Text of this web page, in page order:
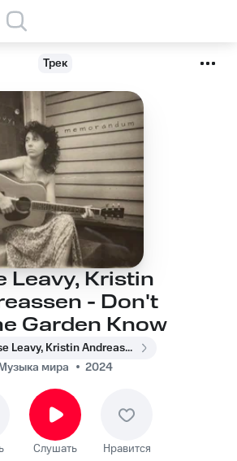
Трек
Leavy, Kristin
- Don't
Garden Know
Elise Leavy, Kristin Andreassen
мира
2024
Слушать Нравится